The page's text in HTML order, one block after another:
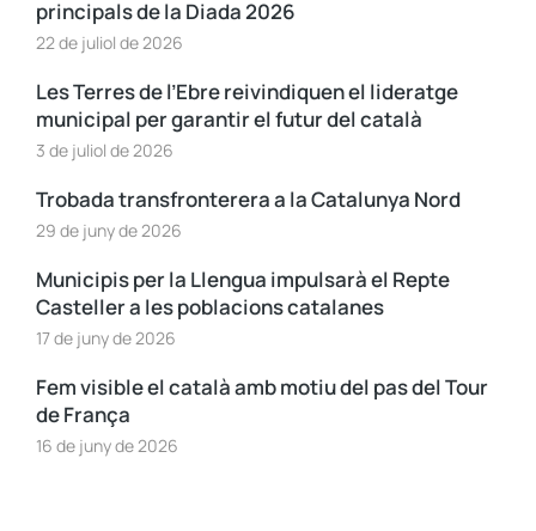
principals de la Diada 2026
22 de juliol de 2026
Les Terres de l’Ebre reivindiquen el lideratge
municipal per garantir el futur del català
3 de juliol de 2026
Trobada transfronterera a la Catalunya Nord
29 de juny de 2026
Municipis per la Llengua impulsarà el Repte
Casteller a les poblacions catalanes
17 de juny de 2026
Fem visible el català amb motiu del pas del Tour
de França
16 de juny de 2026